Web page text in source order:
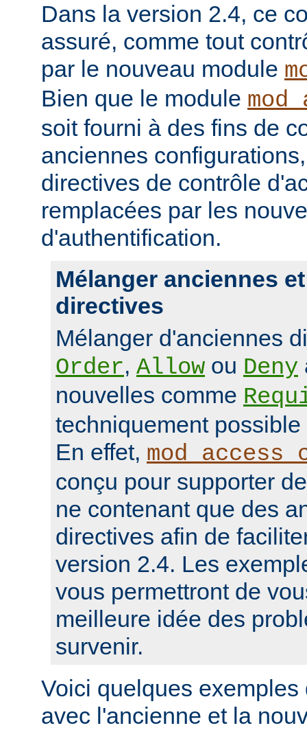
Dans la version 2.4, ce
assuré, comme tout
par le nouveau module
Bien que le module
soit fourni à des fins de
anciennes
directives de contrôle
remplacées par les
d'authentification.
Mélanger anciennes
directives
Mélanger d'anciennes
Order, Allow ou Deny
nouvelles comme
techniquement
En effet,
conçu pour supporter
ne contenant que des
directives afin de
version 2.4. Les
vous permettront de
meilleure idée des
survenir.
Voici quelques
avec l'ancienne et la